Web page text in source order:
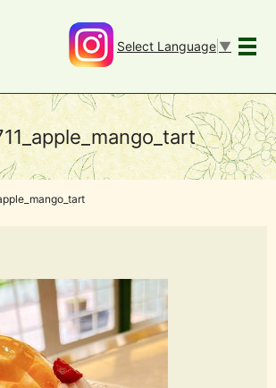
メ
Select Language ▼